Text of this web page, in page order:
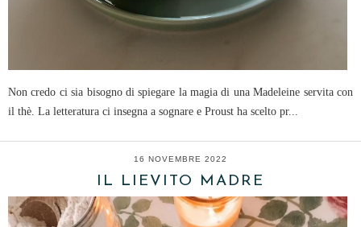
Non credo ci sia bisogno di spiegare la magia di una Madeleine servita con
il thè. La letteratura ci insegna a sognare e Proust ha scelto pr...
16 NOVEMBRE 2022
IL LIEVITO MADRE